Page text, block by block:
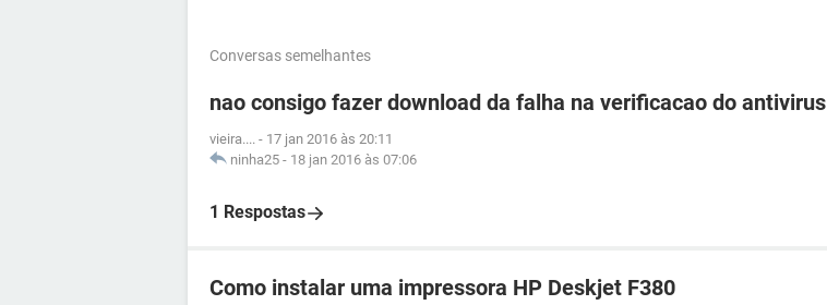
Conversas semelhantes
nao consigo fazer download da falha na verificacao do antivirus
vieira.... - 17 jan 2016 às 20:11
ninha25 - 18 jan 2016 às 07:06
1 Respostas
Como instalar uma impressora HP Deskjet F380